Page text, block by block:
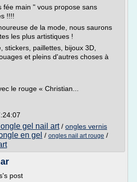
fée main " vous propose sans
!!!!
de la mode, nous saurons
les plus artistiques !
stickers, paillettes, bijoux 3D,
et pleins d'autres choses à
le rouge « Christian...
gel nail art/ ongles vernis
en gel / ongles nail art rouge /
post